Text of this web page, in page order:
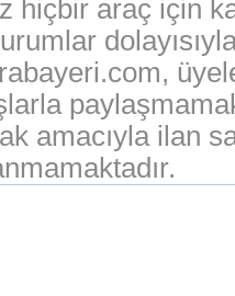
hiçbir araç için
amacıyla ilan